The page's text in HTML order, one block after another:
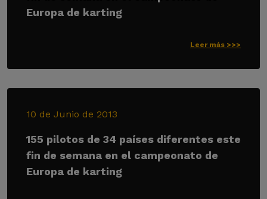
Europa de karting
Leer más >>>
10 de Junio de 2013
155 pilotos de 34 países diferentes este
fin de semana en el campeonato de
Europa de karting